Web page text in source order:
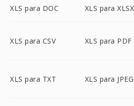
XLS para DOC XLS para XLSX
XLS para CSV XLS para PDF
XLS para TXT XLS para JPEG